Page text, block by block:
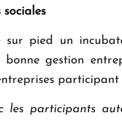
sociales
pied un
gestion
les participants